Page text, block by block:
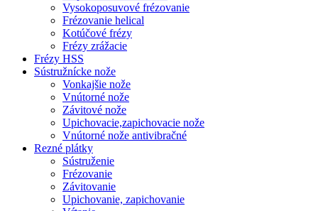
Vysokoposuvové frézovanie
Frézovanie helical
Kotúčové frézy
Frézy zrážacie
Frézy HSS
Sústružnícke nože
Vonkajšie nože
Vnútorné nože
Závitové nože
Upichovacie,zapichovacie nože
Vnútorné nože antivibračné
Rezné plátky
Sústruženie
Frézovanie
Závitovanie
Upichovanie, zapichovanie